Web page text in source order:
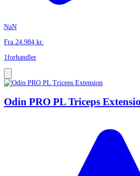
NaN
Fra 24.984 kr.
1forhandler
Odin PRO PL Triceps